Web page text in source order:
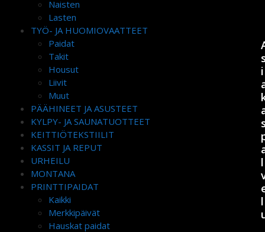
Naisten
Lasten
TYÖ- JA HUOMIOVAATTEET
Paidat
Takit
Housut
Liivit
Muut
PÄÄHINEET JA ASUSTEET
KYLPY- JA SAUNATUOTTEET
KEITTIÖTEKSTIILIT
KASSIT JA REPUT
URHEILU
MONTANA
PRINTTIPAIDAT
Kaikki
Merkkipäivät
Hauskat paidat
i
l
l